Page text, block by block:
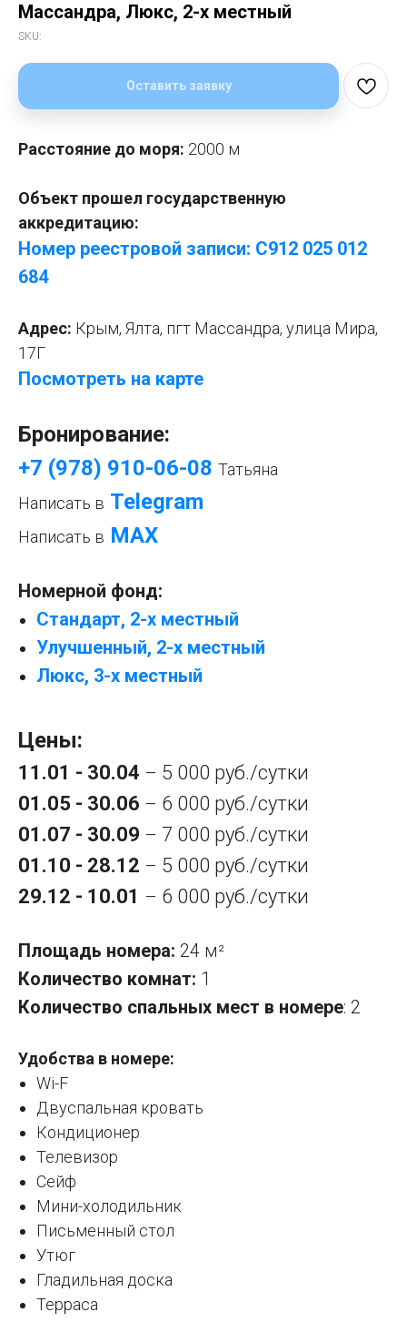
Массандра, Люкс, 2-х местный
SKU:
Оставить заявку
Расстояние до моря: 2000 м
Объект прошел государственную
аккредитацию:
Номер реестровой записи: С912 025 012
684
Адрес: Крым, Ялта, пгт Массандра, улица Мира,
17Г
Посмотреть на карте
Бронирование:
+7 (978) 910-06-08 Татьяна
Написать в Telegram
Написать в МАХ
Номерной фонд:
Стандарт, 2-х местный
Улучшенный, 2-х местный
Люкс, 3-х местный
Цены:
11.01 - 30.04 – 5 000 руб./сутки
01.05 - 30.06 – 6 000 руб./сутки
01.07 - 30.09 – 7 000 руб./сутки
01.10 - 28.12 – 5 000 руб./сутки
29.12 - 10.01 – 6 000 руб./сутки
Площадь номера: 24 м²
Количество комнат: 1
Количество спальных мест в номере: 2
Удобства в номере:
Wi-F
Двуспальная кровать
Кондиционер
Телевизор
Сейф
Мини-холодильник
Письменный стол
Утюг
Гладильная доска
Терраса